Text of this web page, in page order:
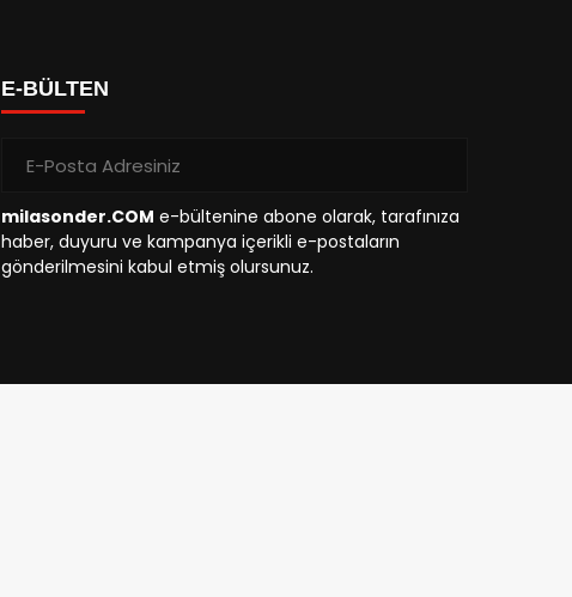
E-BÜLTEN
milasonder.COM e-bültenine abone olarak, tarafınıza
haber, duyuru ve kampanya içerikli e-postaların
gönderilmesini kabul etmiş olursunuz.